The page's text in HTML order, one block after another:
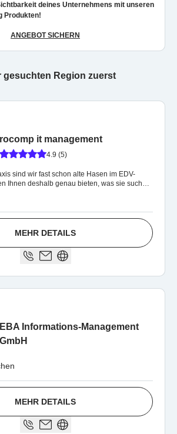
deines Unternehmens mit unseren
Produkten!
ANGEBOT SICHERN
gesuchten Region zuerst
rocomp it management
4.9 (5)
sind wir fast schon alte Hasen im EDV-
Ihnen deshalb genau bieten, was sie suchen:
MEHR DETAILS
EBA Informations-Management
GmbH
MEHR DETAILS